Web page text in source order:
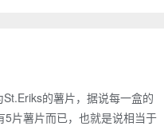
的薯片，据说每一盒的
片薯片而已，也就是说相当于